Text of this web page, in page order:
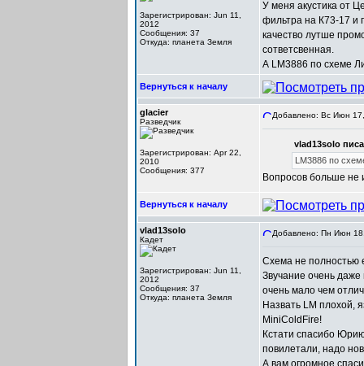
Зарегистрирован: Jun 11,
2012
Сообщения: 37
Откуда: планета Земля
У меня акустика от
фильтра на К73-17 и
качество лутше
сответсвенная.
А LM3886 по схеме
Вернуться к началу
glacier
Разведчик
Зарегистрирован: Apr 22,
2010
Сообщения: 377
Добавлено: Вс Июн
vlad13solo
LM3886 по
Вопросов больше не
Вернуться к началу
vlad13solo
Кадет
Зарегистрирован: Jun 11,
2012
Сообщения: 37
Откуда: планета Земля
Добавлено: Пн Июн
Схема не полностью
Звучание очень
очень мало чем
Назвать LM плохой,
MiniColdFire!
Кстати спасибо
повилетали, надо
А вам огромное